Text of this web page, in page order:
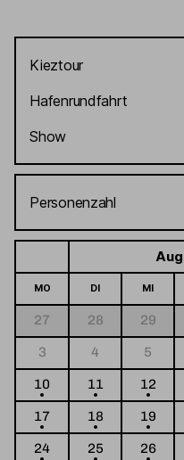
MO DI MI
27 28 29
3
4 5
10
11 12
17
18 19
24
25 26
Kieztour
Hafenrundfahrt
Show
Personenzahl